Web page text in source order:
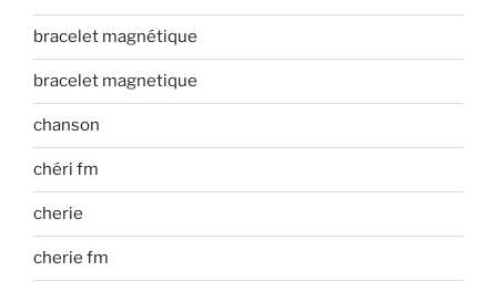
bracelet magnétique
bracelet magnetique
chanson
chéri fm
cherie
cherie fm